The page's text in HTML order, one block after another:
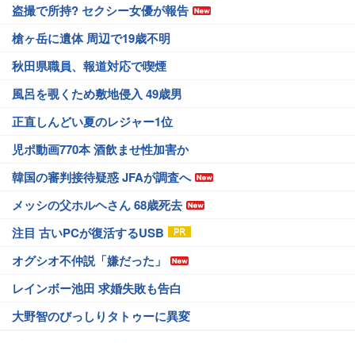
盗撮で所持? セクシー女優が報告
槍ヶ岳に遺体 周辺で19歳不明
秋田県職員、報道対応で喫煙
風呂を覗くため敷地侵入 49歳男
正直しんどい夏のレジャー1位
児ポ動画770本 酒飲ませ性加害か
韓国の審判接待疑惑 JFAが調査へ
メッシの父ホルヘさん 68歳死去
注目 古いPCが復活するUSB
オグシオ不仲説「嫌だった」
レインボー池田 求婚失敗も告白
大野智のびっしりタトゥーに異変